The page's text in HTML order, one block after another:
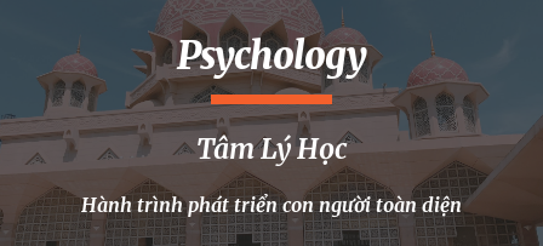
Psychology
Tâm Lý Học
Hành trình phát triển con người toàn diện